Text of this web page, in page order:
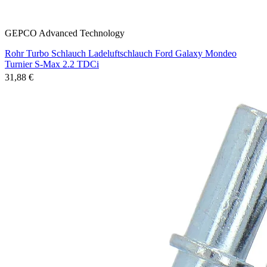
GEPCO Advanced Technology
Rohr Turbo Schlauch Ladeluftschlauch Ford Galaxy Mondeo
Turnier S-Max 2.2 TDCi
31,88 €